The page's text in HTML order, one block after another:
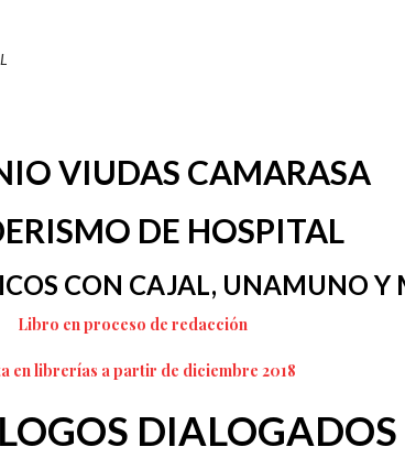
VIUDAS CAMARASA
DE HOSPITAL
CON CAJAL, UNAMUNO Y
Libro en proceso de redacción
en librerías a partir de diciembre 2018
DIALOGADOS